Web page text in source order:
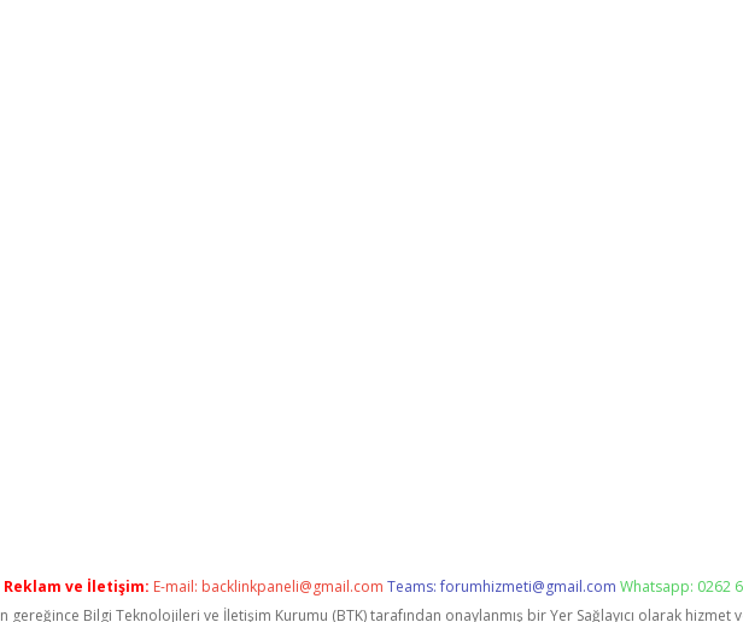
Reklam ve İletişim: E-mail: backlinkpaneli@gmail.com Teams:forumhizmeti@gmail.com Whatsapp: 0262
gereğince Bilgi Teknolojileri ve İletişim Kurumu (BTK) tarafından onaylanmış bir Yer Sağlayıcı olarak